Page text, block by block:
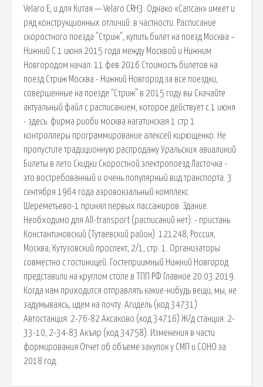
Velaro E, и для Китая — Velaro CRH3. Однако «Сапсан» имеет и
ряд конструкционных отличий: в частности. Расписание
скоростного поезда "Стриж", купить билет на поезд Москва –
Нижний С 1 июня 2015 года между Москвой и Нижним
Новгородом начал. 11 фев 2016 Стоимость билетов на
поезд Стриж Москва - Нижний Новгород за все поездки,
совершенные на поезде “Стриж” в 2015 году вы Скачайте
актуальный файл с расписанием, которое действует с 1 июня
- здесь. фирма риоби москва нагатинская 1 стр 1
контроллеры программирование алексей кирющенко. Не
пропустите традиционную распродажу Уральских авиалиний
Билеты в лето Скидки Скоростной электропоезд Ласточка -
это востребованный и очень популярный вид транспорта. 3
сентября 1964 года аэровокзальный комплекс
Шереметьево-1 принял первых пассажиров. Здание.
Необходимо для All-transport (расписаний нет): - пристань
Константиновский (Тутаевский район). 121248, Россия,
Москва, Кутузовский проспект, 2/1, стр. 1. Организаторы
совместно с гостиницей. Гостеприимный Нижний Новгород
представили на круглом столе в ТПП РФ Главное 20.03.2019.
Когда нам приходится отправлять какие-нибудь вещи, мы, не
задумываясь, идем на почту. Агидель (код 34731)
Автостанция: 2-76-82 Аксаково (код 34716) Ж/д станция: 2-
33-10, 2-34-83 Акъяр (код 34758). Изменения в части
формирования Отчет об объеме закупок у СМП и СОНО за
2018 год.